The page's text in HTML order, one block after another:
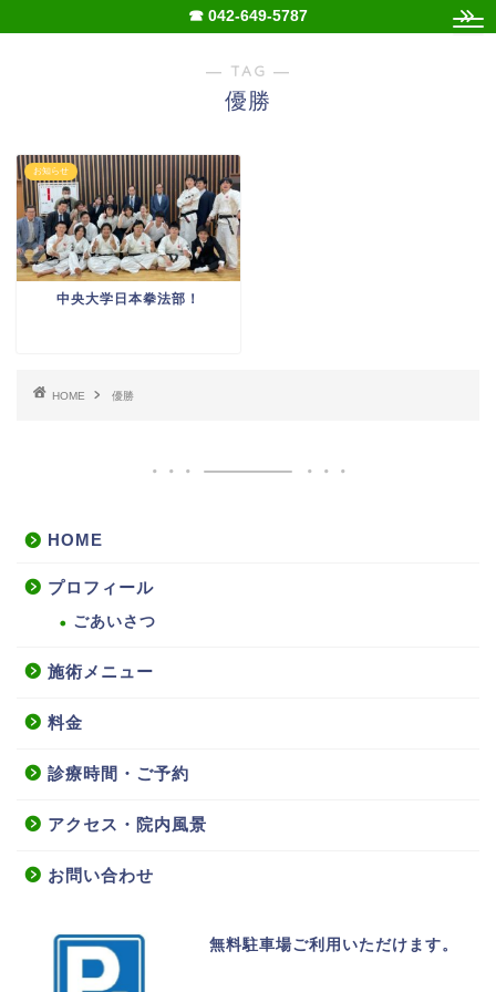
☎ 042-649-5787
― TAG ―
優勝
お知らせ
中央大学日本拳法部！
HOME 優勝
HOME
プロフィール
ごあいさつ
施術メニュー
料金
診療時間・ご予約
アクセス・院内風景
お問い合わせ
無料駐車場ご利用いただけます。